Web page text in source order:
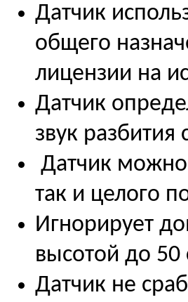
Датчик
общего
лицензии на
Датчик
звук разбития
Датчик можно
так и целого
Игнорирует
высотой до 50
Датчик не